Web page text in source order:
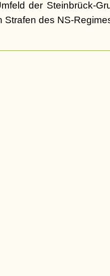
der Steinbrück-
Strafen des NS-